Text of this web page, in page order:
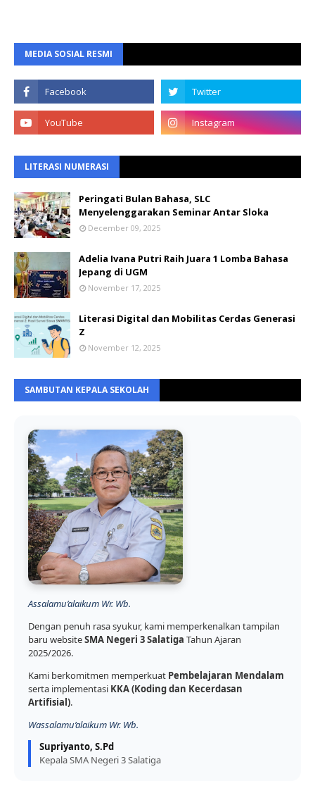
MEDIA SOSIAL RESMI
LITERASI NUMERASI
Peringati Bulan Bahasa, SLC
Menyelenggarakan Seminar Antar Sloka
December 09, 2025
Adelia Ivana Putri Raih Juara 1 Lomba Bahasa
Jepang di UGM
November 17, 2025
Literasi Digital dan Mobilitas Cerdas Generasi
Z
November 12, 2025
SAMBUTAN KEPALA SEKOLAH
Assalamu’alaikum Wr. Wb.
Dengan penuh rasa syukur, kami memperkenalkan tampilan
baru websiteSMA Negeri 3 Salatiga Tahun Ajaran
2025/2026.
Kami berkomitmen memperkuat Pembelajaran Mendalam
serta implementasi KKA (Koding dan Kecerdasan
Artifisial).
Wassalamu’alaikum Wr. Wb.
Supriyanto, S.Pd
Kepala SMA Negeri 3 Salatiga